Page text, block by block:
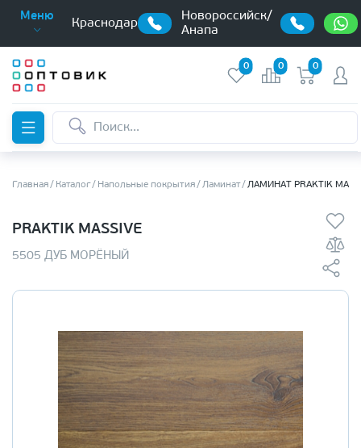
Меню
Краснодар
Новороссийск/
Анапа
0 0 0
Главная Каталог Напольные покрытия Ламинат ЛАМИНАТ PRAKTIK
PRAKTIK MASSIVE
5505 ДУБ МОРЁНЫЙ